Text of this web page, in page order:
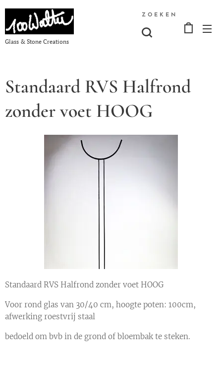
Glass & Stone Creations
ZOEKEN
Standaard RVS Halfrond
zonder voet HOOG
Standaard RVS Halfrond zonder voet HOOG
Voor rond glas van 30/40 cm, hoogte poten: 100cm,
afwerking roestvrij staal
bedoeld om bvb in de grond of bloembak te steken.